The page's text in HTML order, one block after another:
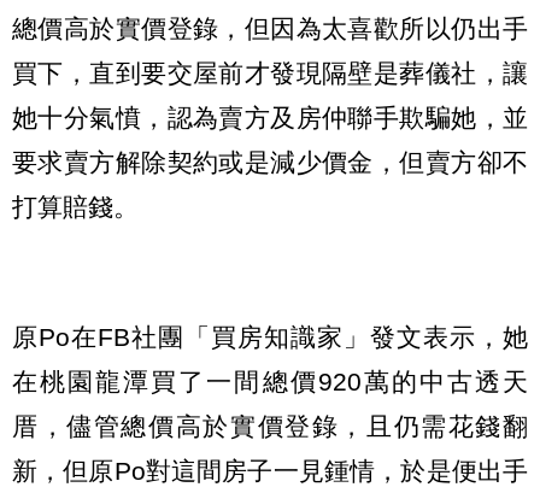
總價高於實價登錄，但因為太喜歡所以仍出手
買下，直到要交屋前才發現隔壁是葬儀社，讓
她十分氣憤，認為賣方及房仲聯手欺騙她，並
要求賣方解除契約或是減少價金，但賣方卻不
打算賠錢。
原Po在FB社團「買房知識家」發文表示，她
在桃園龍潭買了一間總價920萬的中古透天
厝，儘管總價高於實價登錄，且仍需花錢翻
新，但原Po對這間房子一見鍾情，於是便出手